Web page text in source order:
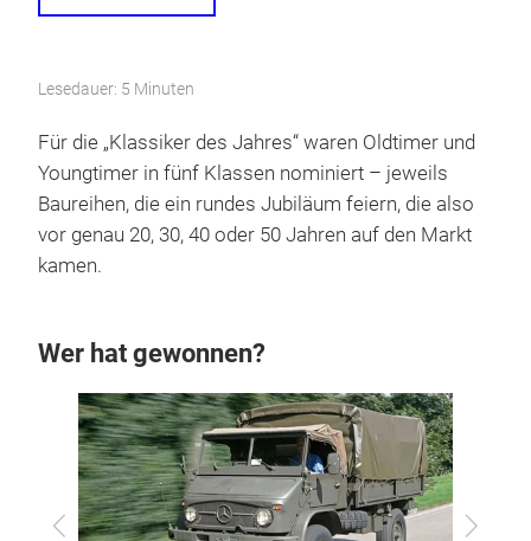
Lesedauer: 5 Minuten
Für die „Klassiker des Jahres“ waren Oldtimer und
Youngtimer in fünf Klassen nominiert – jeweils
Baureihen, die ein rundes Jubiläum feiern, die also
vor genau 20, 30, 40 oder 50 Jahren auf den Markt
kamen.
Wer hat gewonnen?
Zurück Vor